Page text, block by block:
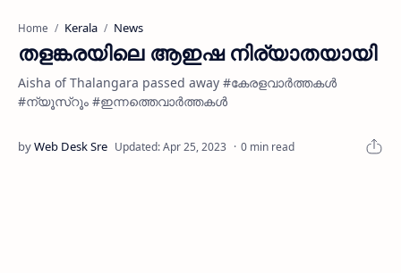
Home Kerala News
തളങ്കരയിലെ ആഇഷ നിര്യാതയായി
Aisha of Thalangara passed away #കേരളവാർത്തകൾ
#ന്യൂസ്റൂം #ഇന്നത്തെവാർത്തകൾ
0 min read